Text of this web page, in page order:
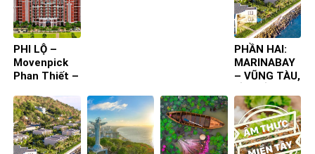
PHI LỘ –
Movenpick
Phan Thiết –
ta đến
PHẦN HAI:
MARINABAY
– VŨNG TÀU,
TIÊN TA ĐẾN